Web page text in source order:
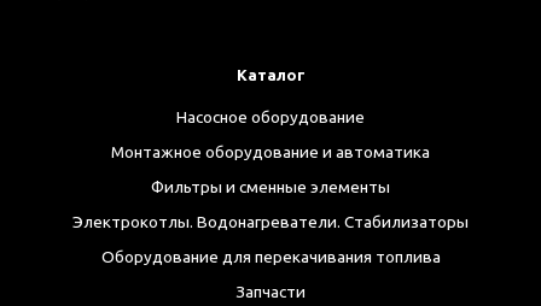
Каталог
Насосное оборудование
Монтажное оборудование и автоматика
Фильтры и сменные элементы
Электрокотлы. Водонагреватели. Стабилизаторы
Оборудование для перекачивания топлива
Запчасти